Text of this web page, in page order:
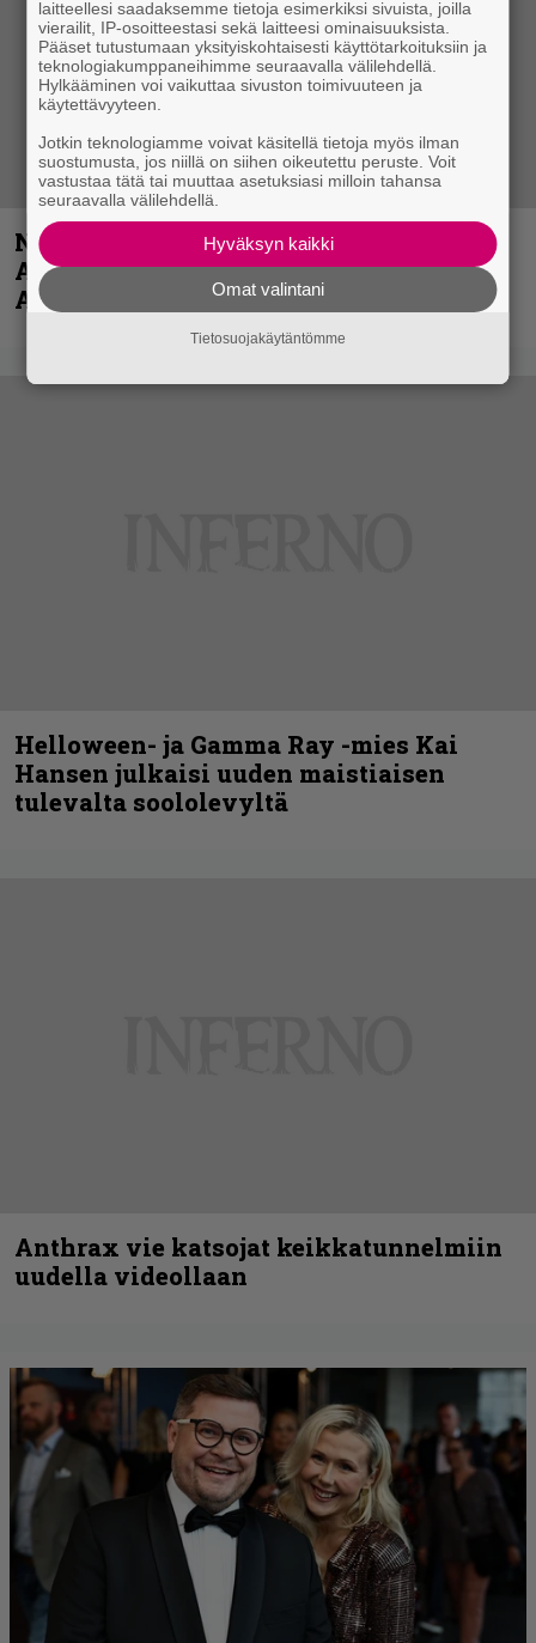
Näin lähtee Ghostin Tobias Forgelta
Accept – menossa mukana myös
Anthrax- ja Korn-miehistöä
Helloween- ja Gamma Ray -mies Kai
Hansen julkaisi uuden maistiaisen
tulevalta soololevyltä
Anthrax vie katsojat keikkatunnelmiin
uudella videollaan
laitteellesi saadaksemme tietoja esimerkiksi sivuista, joilla
vierailit, IP-osoitteestasi sekä laitteesi ominaisuuksista.
Pääset tutustumaan yksityiskohtaisesti käyttötarkoituksiin ja
teknologiakumppaneihimme seuraavalla välilehdellä.
Hylkääminen voi vaikuttaa sivuston toimivuuteen ja
käytettävyyteen.
Jotkin teknologiamme voivat käsitellä tietoja myös ilman
suostumusta, jos niillä on siihen oikeutettu peruste. Voit
vastustaa tätä tai muuttaa asetuksiasi milloin tahansa
seuraavalla välilehdellä.
Hyväksyn kaikki
Omat valintani
Tietosuojakäytäntömme